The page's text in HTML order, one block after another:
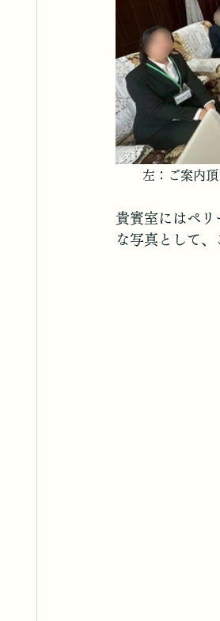
左：ご案内
貴賓室にはペ
な写真として、